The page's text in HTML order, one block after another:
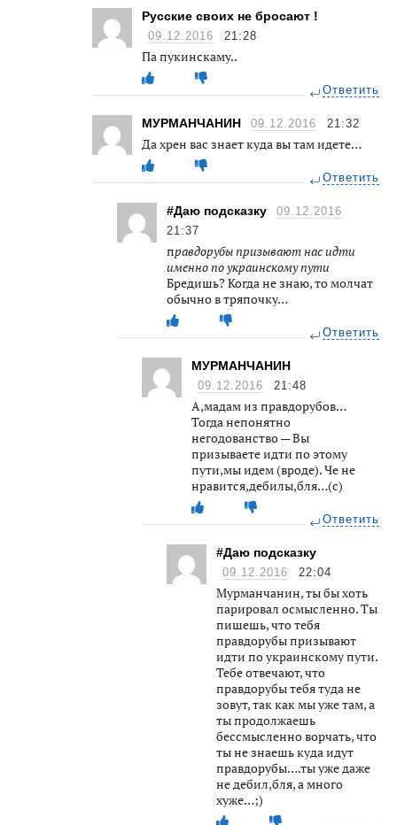
Русские своих не бросают !
09.12.2016 21:28
Па пукинскаму..
Ответить
МУРМАНЧАНИН 09.12.2016 21:32
Да хрен вас знает куда вы там идете…
Ответить
#Даю подсказку
09.12.2016
21:37
правдорубы призывают нас идти
именно по украинскому пути
Бредишь? Когда не знаю, то молчат
обычно в тряпочку…
Ответить
МУРМАНЧАНИН
09.12.2016 21:48
А,мадам из правдорубов…
Тогда непонятно
негодованство — Вы
призываете идти по этому
пути,мы идем (вроде). Че не
нравится,дебилы,бля…(с)
Ответить
#Даю подсказку
09.12.2016 22:04
Мурманчанин, ты бы хоть
парировал осмысленно. Ты
пишешь, что тебя
правдорубы призывают
идти по украинскому пути.
Тебе отвечают, что
правдорубы тебя туда не
зовут, так как мы уже там, а
ты продолжаешь
бессмысленно ворчать, что
ты не знаешь куда идут
правдорубы….ты уже даже
не дебил,бля, а много
хуже…;)